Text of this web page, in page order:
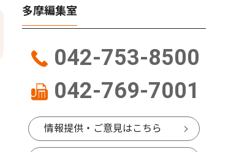
多摩編集室
042-753-8500
042-769-7001
情報提供・ご意見はこちら